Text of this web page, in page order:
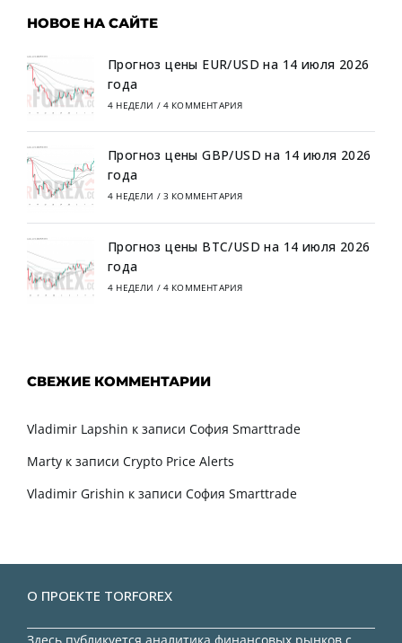
НОВОЕ НА САЙТЕ
Прогноз цены EUR/USD на 14 июля 2026
года
4 НЕДЕЛИ / 4 КОММЕНТАРИЯ
Прогноз цены GBP/USD на 14 июля 2026
года
4 НЕДЕЛИ / 3 КОММЕНТАРИЯ
Прогноз цены BTC/USD на 14 июля 2026
года
4 НЕДЕЛИ / 4 КОММЕНТАРИЯ
СВЕЖИЕ КОММЕНТАРИИ
Vladimir Lapshin к записи София Smarttrade
Marty к записи Crypto Price Alerts
Vladimir Grishin к записи София Smarttrade
О ПРОЕКТЕ TORFOREX